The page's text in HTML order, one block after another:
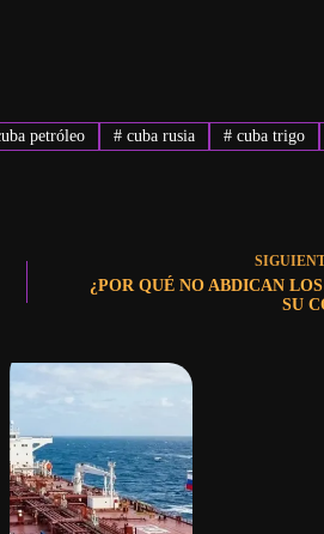
petróleo # cuba rusia #cuba trigo
¿POR QUÉ NO ABDICAN
SU